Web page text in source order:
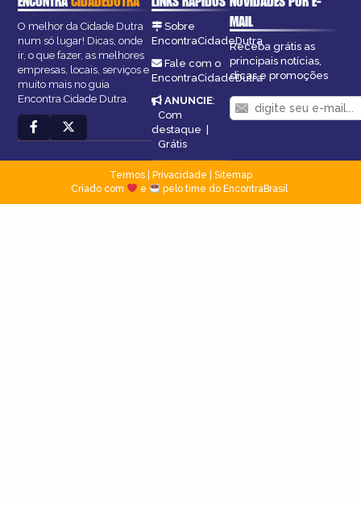
O melhor da Cidade Dutra
num só lugar! Dicas, onde
ir, o que fazer, as melhores
empresas, locais, serviços e
muito mais no guia
Encontra Cidade Dutra.
Sobre
EncontraCidadeDutra
Fale com o
EncontraCidadeDutra
ANUNCIE:
Com
destaque |
Grátis
MAIL
Receba grátis as
principais notícias,
dicas e promoções
Termos| Privacidade
Sitemap
Criado com
e pelo time do EncontraBrasil